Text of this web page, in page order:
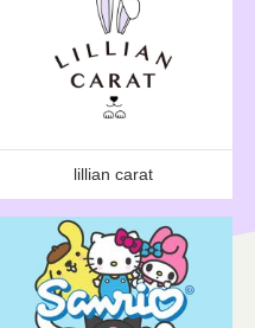
lillian carat